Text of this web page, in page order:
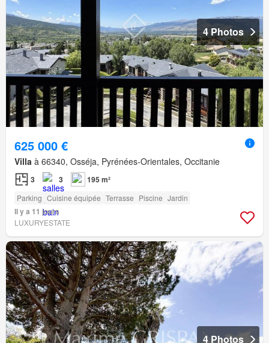
4 Photos
625 000 €
Villa à 66340, Osséja, Pyrénées-Orientales, Occitanie
3 3 195 m²
Parking Cuisine équipée Terrasse Piscine Jardin
Il y a 11 jours
LUXURYESTATE
4 Photos